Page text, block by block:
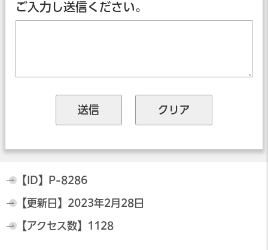
ご入力し送信ください。
【ID】 P-8286
【更新日】 2023年2月28日
【アクセス数】 1128